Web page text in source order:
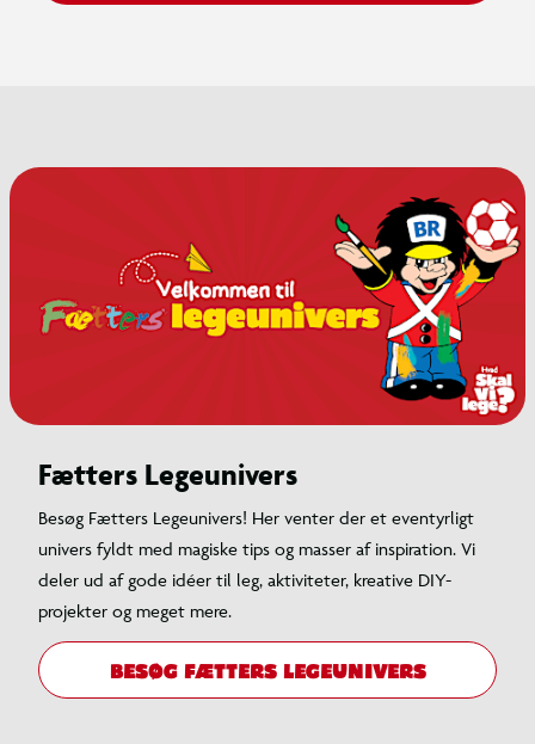
Fætters Legeunivers
Besøg Fætters Legeunivers! Her venter der et eventyrligt
univers fyldt med magiske tips og masser af inspiration. Vi
deler ud af gode idéer til leg, aktiviteter, kreative DIY-
projekter og meget mere.
BESØG FÆTTERS LEGEUNIVERS